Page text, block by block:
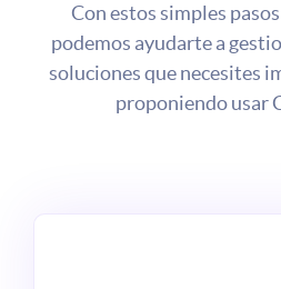
Con estos simples
podemos ayudarte a
soluciones que necesites
proponiendo usar